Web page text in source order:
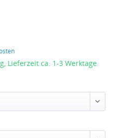
Lieferzeit ca. 1-3 Werktage